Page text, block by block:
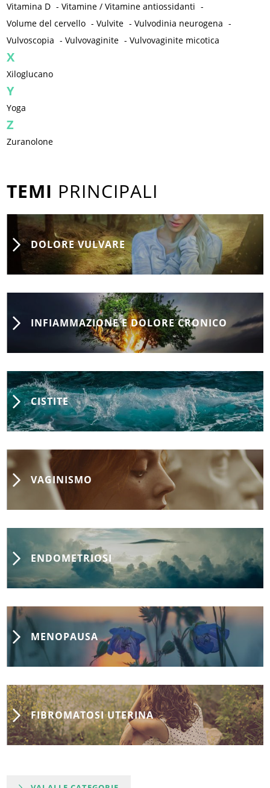
Vitamina D -Vitamine / Vitamine antiossidanti -
Volume del cervello -Vulvite -Vulvodinia neurogena -
Vulvoscopia -Vulvovaginite -Vulvovaginite micotica
X
Xiloglucano
Y
Yoga
Z
Zuranolone
TEMI PRINCIPALI
DOLORE VULVARE
INFIAMMAZIONE E DOLORE CRONICO
CISTITE
VAGINISMO
ENDOMETRIOSI
MENOPAUSA
FIBROMATOSI UTERINA